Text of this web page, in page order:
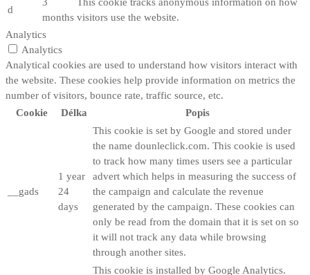
d
months visitors use the website.
Analytics
Analytics
Analytical cookies are used to understand how visitors interact with
the website. These cookies help provide information on metrics the
number of visitors, bounce rate, traffic source, etc.
Cookie
Délka Popis
__gads
1 year
24
days
This cookie is set by Google and stored under
the name dounleclick.com. This cookie is used
to track how many times users see a particular
advert which helps in measuring the success of
the campaign and calculate the revenue
generated by the campaign. These cookies can
only be read from the domain that it is set on so
it will not track any data while browsing
through another sites.
This cookie is installed by Google Analytics.